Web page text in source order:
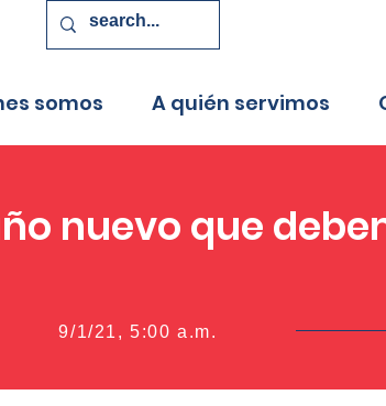
somos A quién servimos
nuevo que
9/1/21, 5:00 a.m.